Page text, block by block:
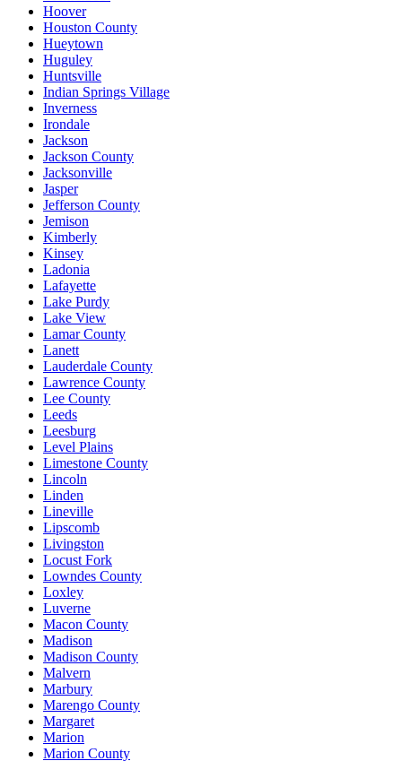
Hoover
Houston County
Hueytown
Huguley
Huntsville
Indian Springs Village
Inverness
Irondale
Jackson
Jackson County
Jacksonville
Jasper
Jefferson County
Jemison
Kimberly
Kinsey
Ladonia
Lafayette
Lake Purdy
Lake View
Lamar County
Lanett
Lauderdale County
Lawrence County
Lee County
Leeds
Leesburg
Level Plains
Limestone County
Lincoln
Linden
Lineville
Lipscomb
Livingston
Locust Fork
Lowndes County
Loxley
Luverne
Macon County
Madison
Madison County
Malvern
Marbury
Marengo County
Margaret
Marion
Marion County